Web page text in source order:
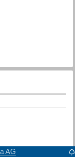
AG